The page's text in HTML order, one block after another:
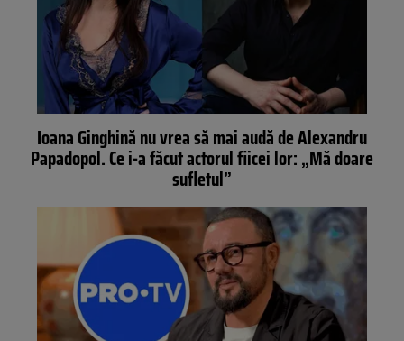
Ioana Ginghină nu vrea să mai audă de Alexandru
Papadopol. Ce i-a făcut actorul fiicei lor: „Mă doare
sufletul”